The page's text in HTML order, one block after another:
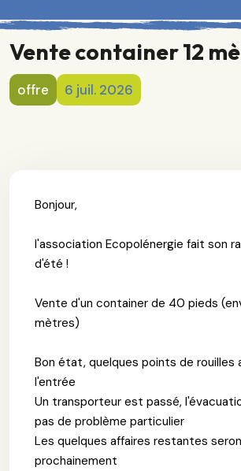
Vente container 12
offre 6 juil. 2026
Bonjour,
l'association Ecopolénergie fait son
d'été !
Vente d'un container de 40 pieds
mètres)
Bon état, quelques points de rouilles
l'entrée
Un transporteur est passé,
pas de problème particulier
Les quelques affaires restantes
prochainement